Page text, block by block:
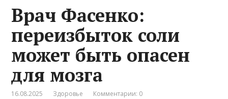
Врач Фасенко:
переизбыток соли
может быть опасен
для мозга
16.08.2025 Здоровье Комментарии: 0